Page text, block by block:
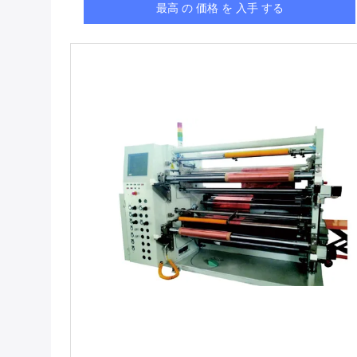
最高 の 価格 を 入手 する